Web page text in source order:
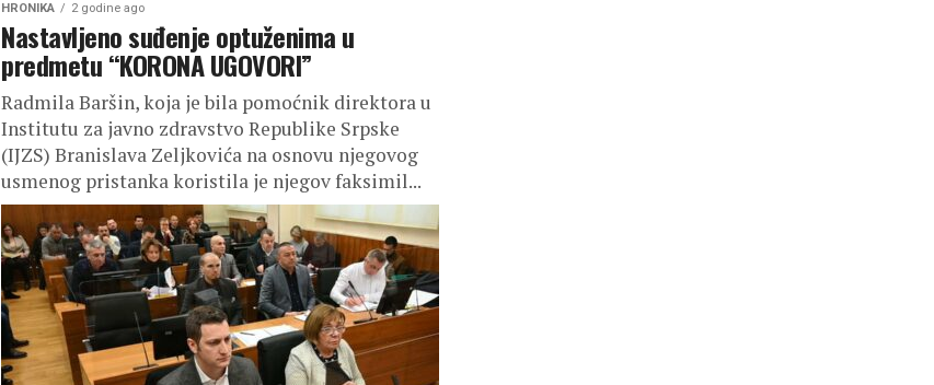
HRONIKA 2 godine ago
Nastavljeno suđenje optuženima u
predmetu “KORONA UGOVORI”
Radmila Baršin, koja je bila pomoćnik direktora u
Institutu za javno zdravstvo Republike Srpske
(IJZS) Branislava Zeljkovića na osnovu njegovog
usmenog pristanka koristila je njegov faksimil...